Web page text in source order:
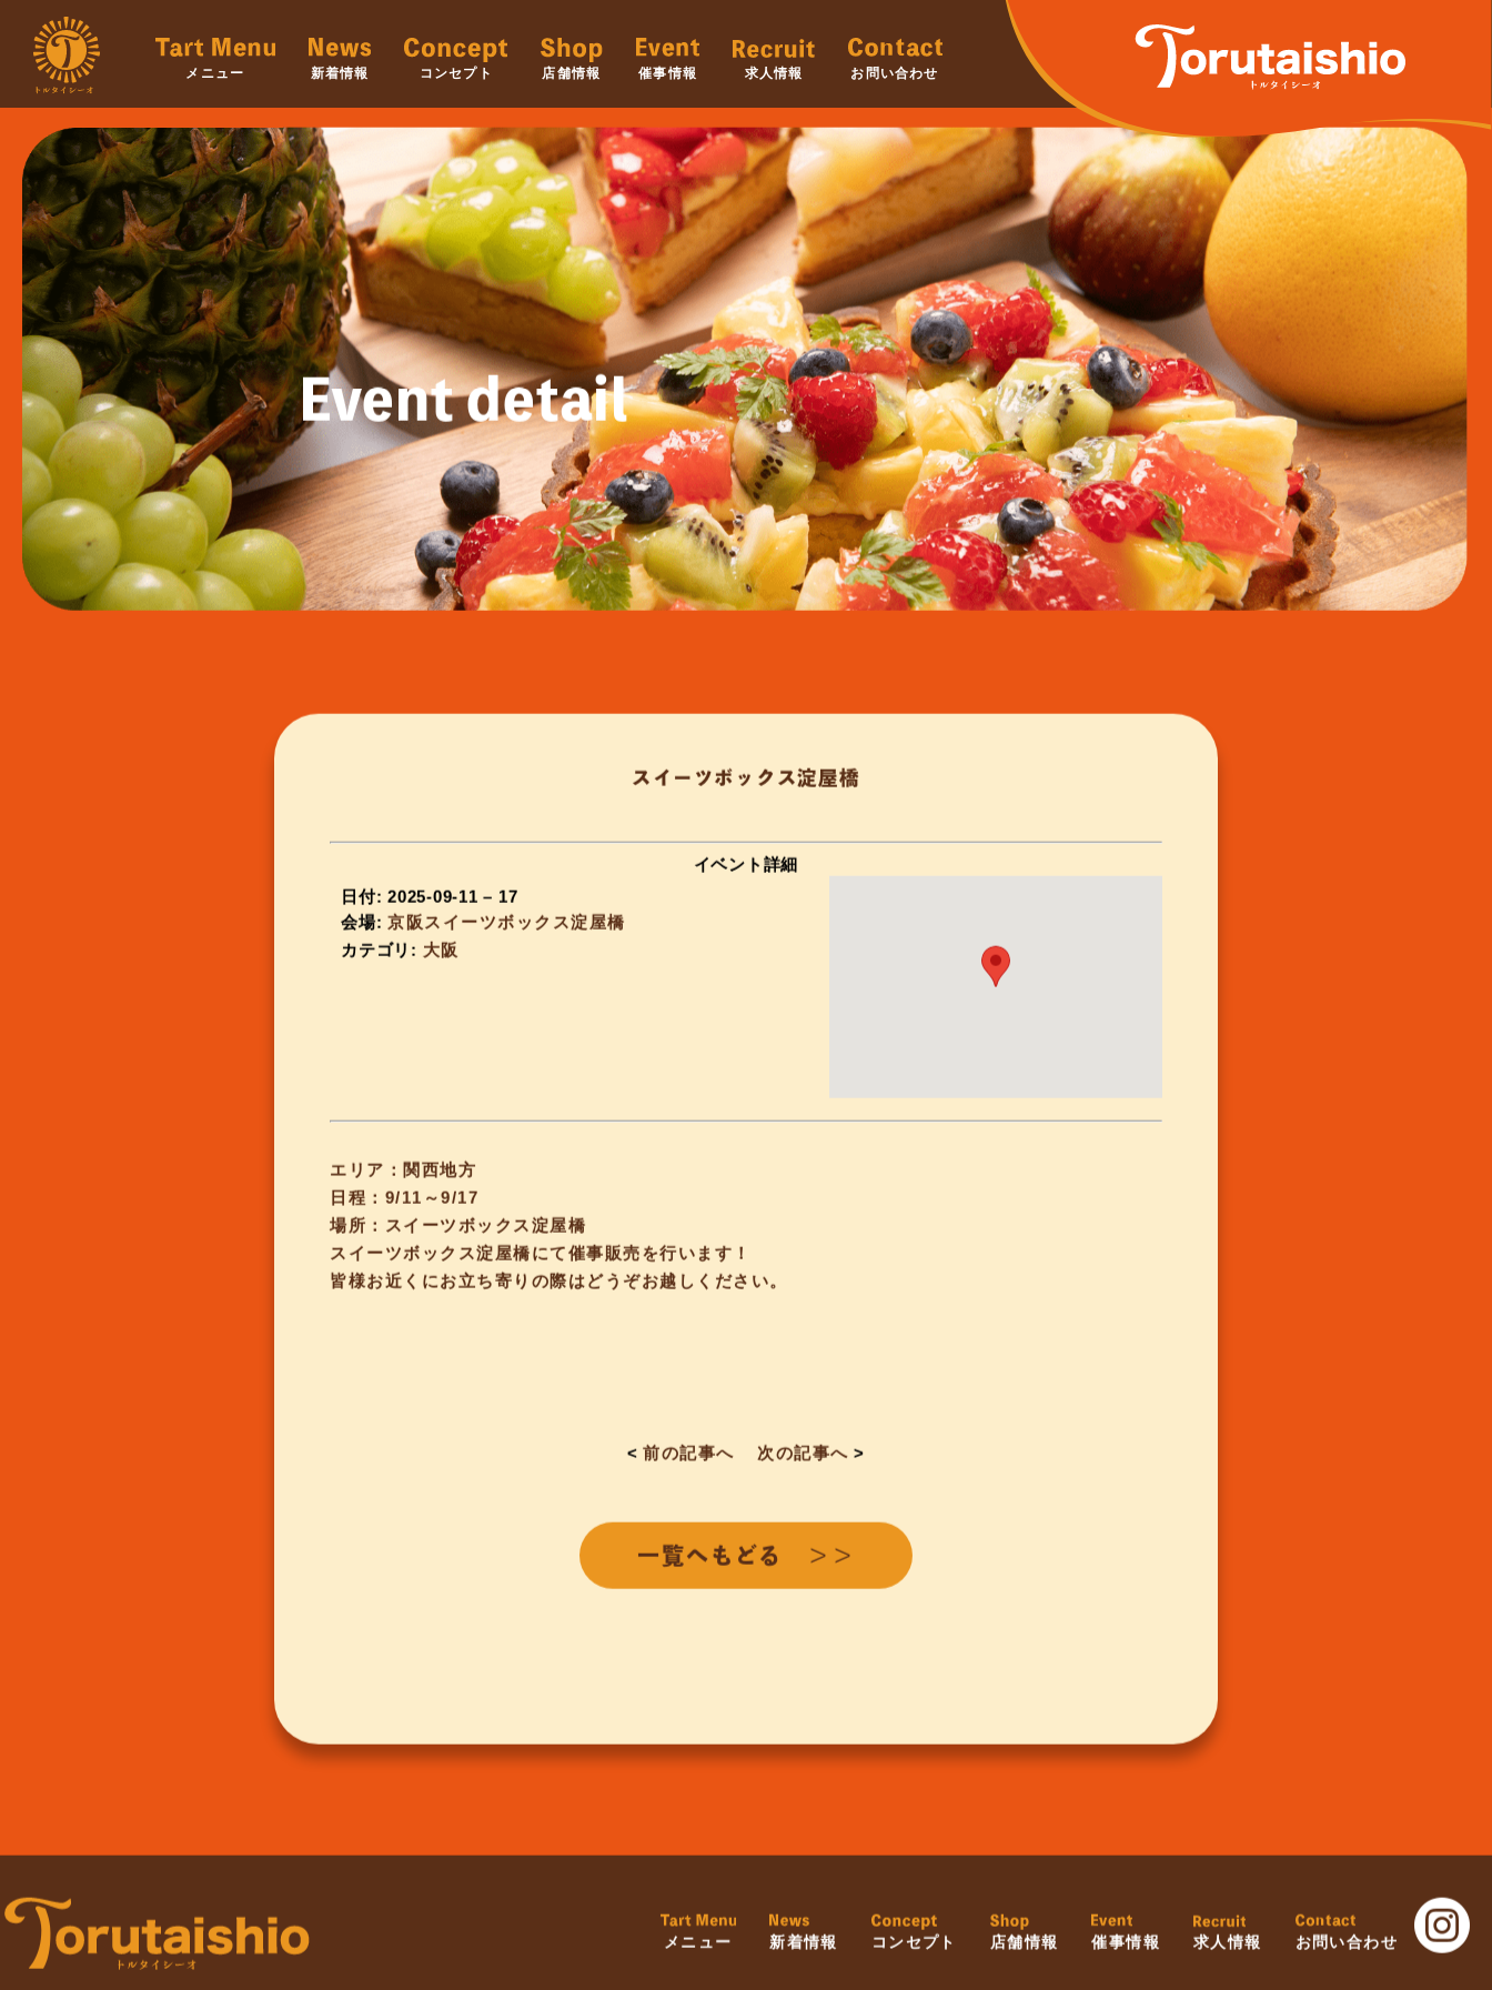
メニュー 新着情報 コンセプト 店舗情報 催事情報 求人情報 お問い合わせ
Event detail
スイーツボックス淀屋橋
イベント詳細
日付: 2025-09-11 – 17
会場: 京阪スイーツボックス淀屋橋
カテゴリ: 大阪
エリア：関西地方
日程：9/11～9/17
場所：スイーツボックス淀屋橋
スイーツボックス淀屋橋にて催事販売を行います！
皆様お近くにお立ち寄りの際はどうぞお越しください。
<前の記事へ 次の記事へ >
一覧へもどる ＞＞
メニュー 新着情報 コンセプト 店舗情報 催事情報 求人情報 お問い合わせ